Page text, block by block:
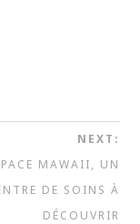
NEXT:
MAWAII, UN
DE SOINS À
DÉCOUVRIR